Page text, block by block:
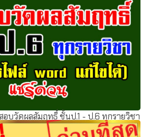
ดข้อสอบ O-NET ป.6+ม.3 ปีการศึกษา
อบวัดผลสัมฤทธิ์ ชั้นป.1 - ป.6 ทุกรายวิชา
ขได้)